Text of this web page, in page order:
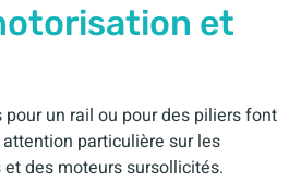
et
un rail ou pour des piliers font
particulière sur les
des moteurs sursollicités.